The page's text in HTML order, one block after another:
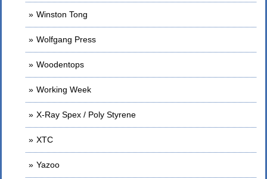
Winston Tong
Wolfgang Press
Woodentops
Working Week
X-Ray Spex / Poly Styrene
XTC
Yazoo